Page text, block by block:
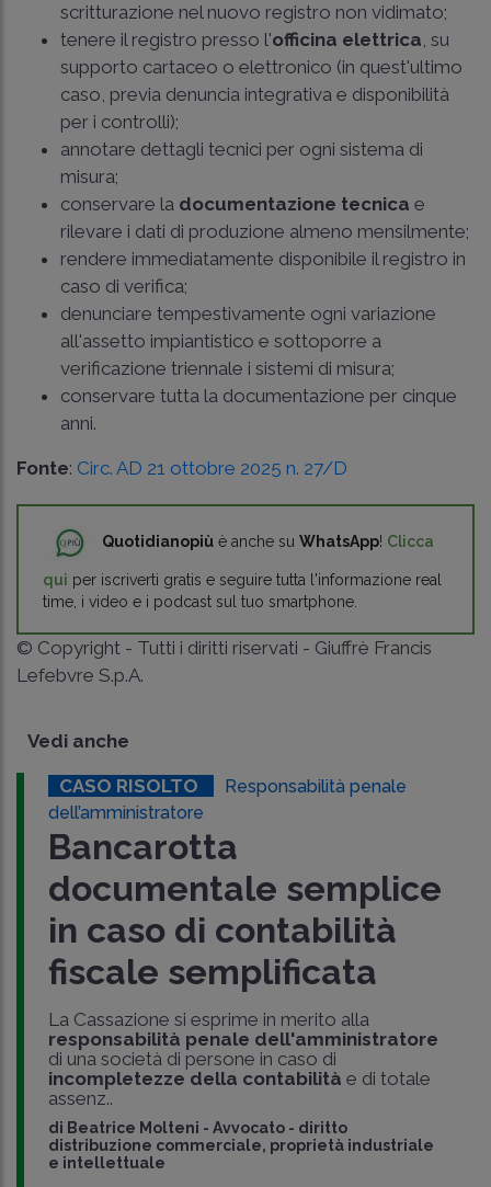
scritturazione nel nuovo registro non vidimato;
tenere il registro presso l'officina elettrica , su
supporto cartaceo o elettronico (in quest'ultimo
caso, previa denuncia integrativa e disponibilità
per i controlli);
annotare dettagli tecnici per ogni sistema di
misura;
conservare la documentazione tecnica e
rilevare i dati di produzione almeno mensilmente;
rendere immediatamente disponibile il registro in
caso di verifica;
denunciare tempestivamente ogni variazione
all'assetto impiantistico e sottoporre a
verificazione triennale i sistemi di misura;
conservare tutta la documentazione per cinque
anni.
Fonte: Circ. AD 21 ottobre 2025 n. 27/D
Quotidianopiù è anche su WhatsApp! Clicca
qui per iscriverti gratis e seguire tutta l'informazione real
time, i video e i podcast sul tuo smartphone.
© Copyright - Tutti i diritti riservati - Giuffrè Francis
Lefebvre S.p.A.
Vedi anche
CASO RISOLTO
Responsabilità penale
dell’amministratore
Bancarotta
documentale semplice
in caso di contabilità
fiscale semplificata
La Cassazione si esprime in merito alla
responsabilità penale dell'amministratore
di una società di persone in caso di
incompletezze della contabilità e di totale
assenz..
di Beatrice Molteni - Avvocato - diritto
distribuzione commerciale, proprietà industriale
e intellettuale